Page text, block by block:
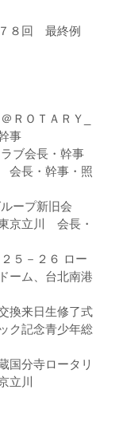
８回 最終例
ＲＯＴＡＲＹ_
事
ブ会長・幹事
長・幹事・照
ープ新旧会
京立川 会長・
５－２６ ロー
ーム、台北南港
換来日生修了式
ク記念青少年総
分寺ロータリ
立川